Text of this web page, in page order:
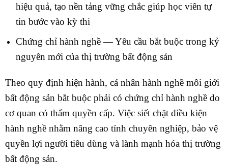
hiệu quả, tạo nền tảng vững chắc giúp học viên tự
tin bước vào kỳ thi
Chứng chỉ hành nghề — Yêu cầu bắt buộc trong kỷ
nguyên mới của thị trường bất động sản
Theo quy định hiện hành, cá nhân hành nghề môi giới
bất động sản bắt buộc phải có chứng chỉ hành nghề do
cơ quan có thẩm quyền cấp. Việc siết chặt điều kiện
hành nghề nhằm nâng cao tính chuyên nghiệp, bảo vệ
quyền lợi người tiêu dùng và lành mạnh hóa thị trường
bất động sản.